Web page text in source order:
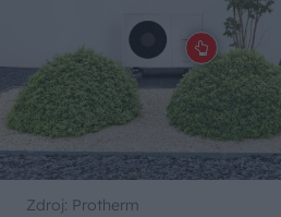
Zdroj: Protherm